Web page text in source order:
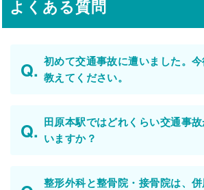
よくある質問
初めて交通事故に遭いました。
教えてください。
田原本駅ではどれくらい交通事
いますか？
整形外科と整骨院・接骨院は、